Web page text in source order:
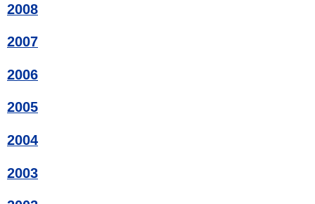
2008
2007
2006
2005
2004
2003